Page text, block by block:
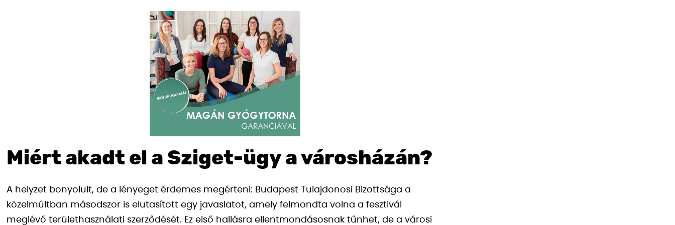
Miért akadt el a Sziget-ügy a városházán?
A helyzet bonyolult, de a lényeget érdemes megérteni: Budapest Tulajdonosi Bizottsága a
közelmúltban másodszor is elutasított egy javaslatot, amely felmondta volna a fesztivál
meglévő területhasználati szerződését. Ez első hallásra ellentmondásosnak tűnhet, de a városi